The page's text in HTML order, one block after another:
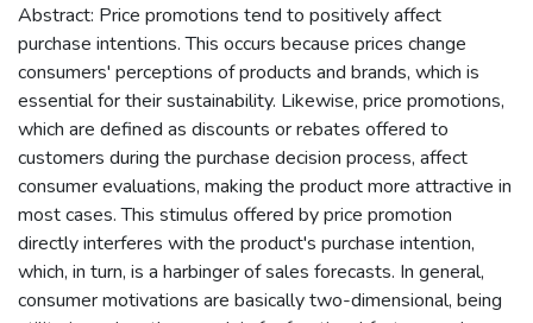
Abstract: Price promotions tend to positively affect
purchase intentions. This occurs because prices change
consumers' perceptions of products and brands, which is
essential for their sustainability. Likewise, price promotions,
which are defined as discounts or rebates offered to
customers during the purchase decision process, affect
consumer evaluations, making the product more attractive in
most cases. This stimulus offered by price promotion
directly interferes with the product's purchase intention,
which, in turn, is a harbinger of sales forecasts. In general,
consumer motivations are basically two-dimensional, being